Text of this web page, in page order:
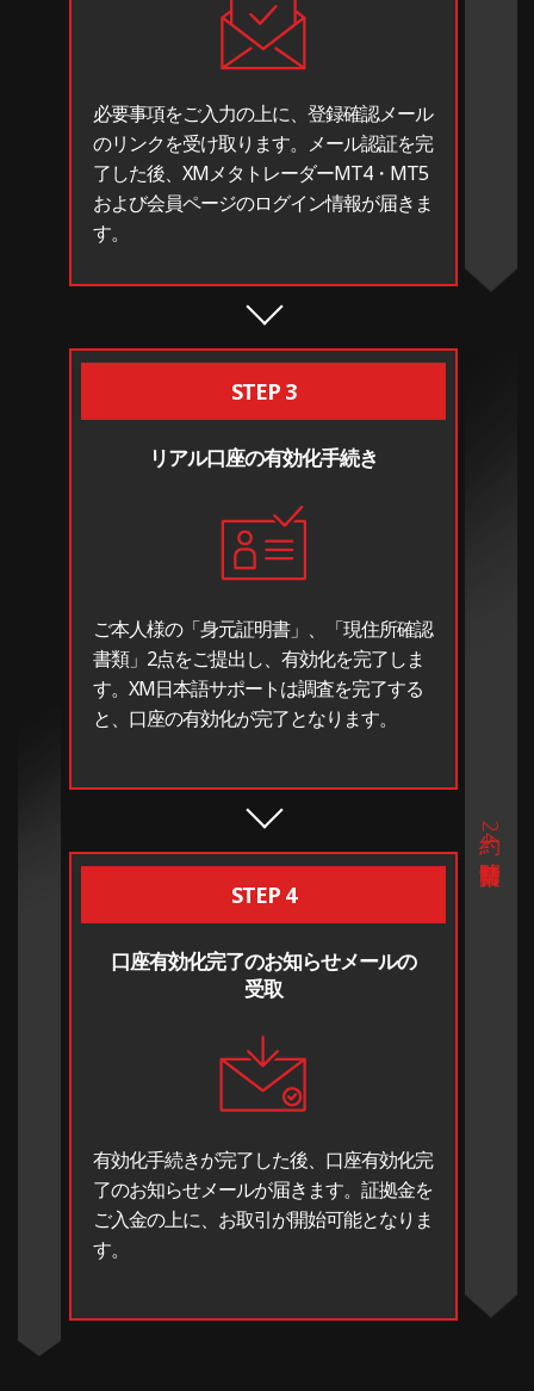
必要事項をご入力の上に、登録確認メール
のリンクを受け取ります。メール認証を完
了した後、XMメタトレーダーMT4・MT5
および会員ページのログイン情報が届きま
す。
STEP 3
リアル口座の有効化手続き
ご本人様の「身元証明書」、「現住所確認
書類」2点をご提出し、有効化を完了しま
す。XM日本語サポートは調査を完了する
と、口座の有効化が完了となります。
STEP 4
口座有効化完了のお知らせメールの
受取
有効化手続きが完了した後、口座有効化完
了のお知らせメールが届きます。証拠金を
ご入金の上に、お取引が開始可能となりま
す。
約24時間営業日